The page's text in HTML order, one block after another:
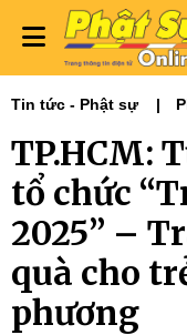
Tin tức - Phật sự
TP.HCM:
tổ chức
2025” –
quà cho
phương